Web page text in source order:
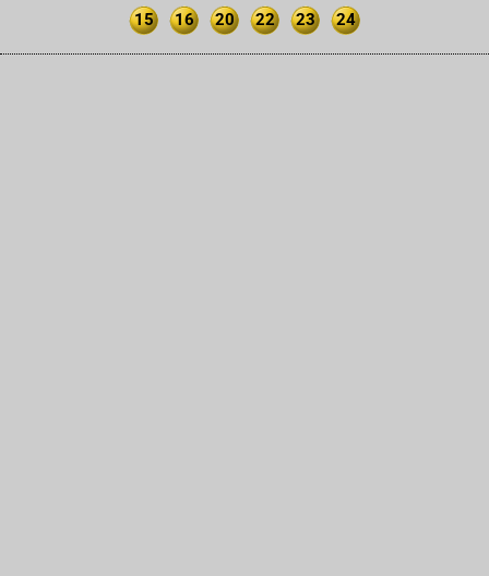
15
16 20 22 23 24